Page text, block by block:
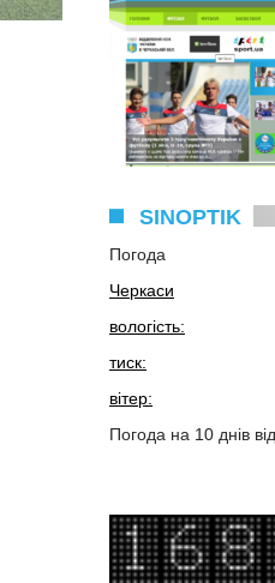
SINOPTIK
Погода
Черкаси
вологість:
тиск:
вітер:
Погода на 10 днів від